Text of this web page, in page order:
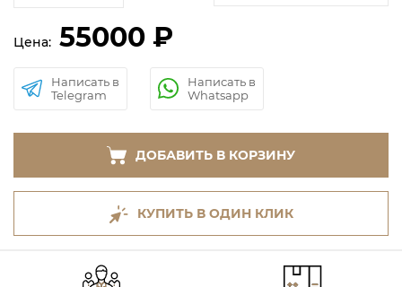
Цена: 55000 ₽
Написать в
Telegram
Написать в
Whatsapp
ДОБАВИТЬ В КОРЗИНУ
КУПИТЬ В ОДИН КЛИК